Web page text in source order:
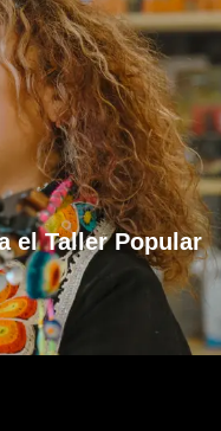
el Taller Popular